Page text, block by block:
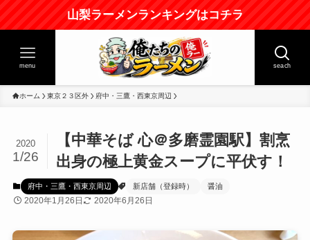
山梨ラーメンランキングはコチラ
seach
menu
ホーム 東京２３区外 府中・三鷹・西東京周辺
【中華そば 心＠多磨霊園駅】割烹
出身の極上黄金スープに平伏す！
2020
1/26
府中・三鷹・西東京周辺 新店舗（登録時） 醤油
2020年1月26日 2020年6月26日